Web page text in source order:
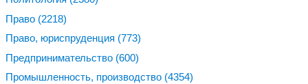
Право (2218)
Право, юриспруденция (773)
Предпринимательство (600)
Промышленность, производство (4354)